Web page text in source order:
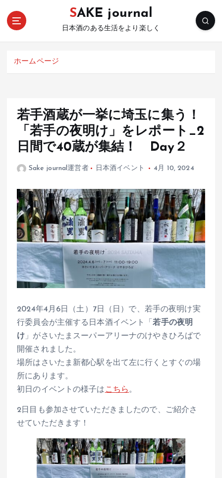
SAKE journal
日本酒のある生活をより楽しく
ホームページ
若手酒蔵が一挙に埼玉に集う！
「若手の夜明け」をレポート_2
日間で40蔵が集結！ Day２
Sake journal運営者 日本酒イベント 4月 10, 2024
2024年4月6日（土）7日（日）で、若手の夜明け実
行委員会が主催する日本酒イベント「若手の夜明
け 」がさいたまスーパーアリーナのけやきひろばで
開催されました。
場所はさいたま新都心駅を出て左に行くとすぐの場
所にあります。
初日のイベントの様子は こちら。
2日目も参加させていただきましたので、ご紹介さ
せていただきます！